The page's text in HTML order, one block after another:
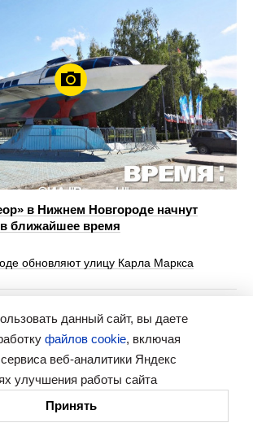
в Нижнем Новгороде начнут
ближайшее время
обновляют улицу Карла Маркса
данный сайт, вы даете
файлов cookie, включая
веб-аналитики Яндекс
улучшения работы сайта
Принять